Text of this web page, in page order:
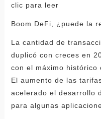
clic para leer
Boom DeFi, ¿puede la
La cantidad de
duplicó con creces en
con el máximo histórico
El aumento de las
acelerado el desarrollo
para algunas